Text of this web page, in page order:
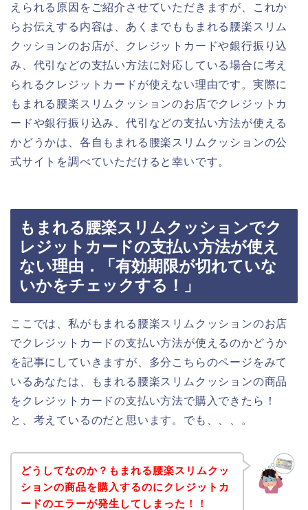
えられる原因をご紹介させていただきますが、これか
らお伝えする内容は、あくまでももまれる腰楽スリム
クッションのお店が、クレジットカードや銀行振り込
み、代引などの支払い方法に対応している場合に考え
られるクレジットカードが使えない理由です。実際に
もまれる腰楽スリムクッションのお店でクレジットカ
ードや銀行振り込み、代引などの支払い方法が使える
かどうかは、各自もまれる腰楽スリムクッションの公
式サイトを調べていただけると幸いです。
もまれる腰楽スリムクッションでク
レジットカードの支払い方法が使え
ない理由．「有効期限が切れていな
いかをチェックする！」
ここでは、私がもまれる腰楽スリムクッションのお店
でクレジットカードの支払い方法が使えるのかどうか
を記事にしていきますが、多分こちらのページをみて
いるあなたは、もまれる腰楽スリムクッションの商品
をクレジットカードの支払い方法で購入できたら！
と、考えているのだと思います。でも、、、。
どうしてなのか？もまれる腰楽スリムクッ
ションの商品を購入するのにクレジットカ
ードのエラーが発生してしまった！！